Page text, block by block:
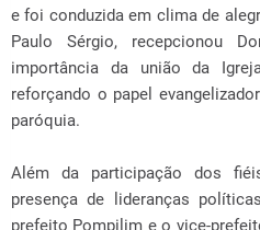
e foi conduzida em clima de
Paulo Sérgio, recepcionou
importância da união da
reforçando o papel
paróquia.
Além da participação dos
presença de lideranças
prefeito Pompilim e o vice-